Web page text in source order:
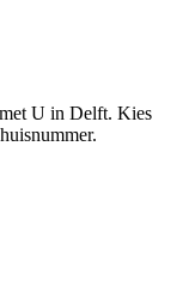
U in Delft. Kies